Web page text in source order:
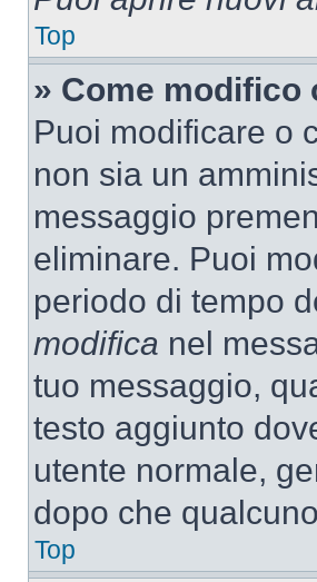
Top
» Come modifico
Puoi modificare o
non sia un
messaggio
eliminare. Puoi
periodo di tempo
modifica nel
tuo messaggio,
testo aggiunto
utente normale,
dopo che
Top